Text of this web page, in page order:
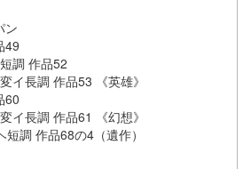
ン
49
調 作品52
イ長調 作品53 《英雄》
60
イ長調 作品61 《幻想》
調 作品68の4（遺作）